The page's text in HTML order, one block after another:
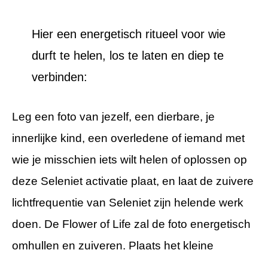
Hier een energetisch ritueel voor wie
durft te helen, los te laten en diep te
verbinden:
Leg een foto van jezelf, een dierbare, je
innerlijke kind, een overledene of iemand met
wie je misschien iets wilt helen of oplossen op
deze Seleniet activatie plaat, en laat de zuivere
lichtfrequentie van Seleniet zijn helende werk
doen. De Flower of Life zal de foto energetisch
omhullen en zuiveren. Plaats het kleine